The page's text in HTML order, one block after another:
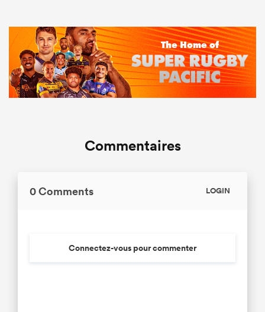
Commentaires
0 Comments LOGIN
Connectez-vous pour commenter